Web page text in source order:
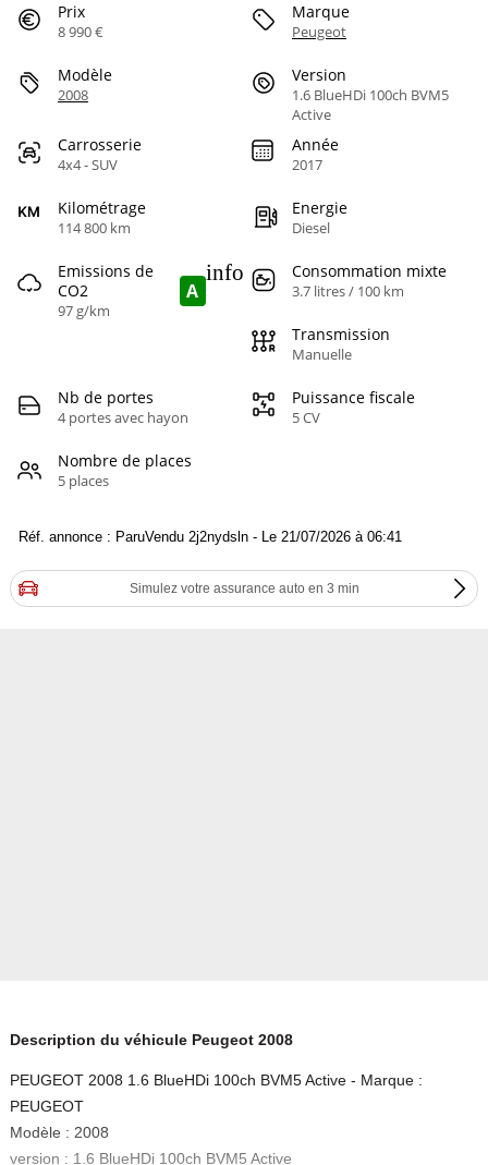
Prix
8 990 €
Marque
Peugeot
Modèle
2008
Version
1.6 BlueHDi 100ch BVM5
Active
Carrosserie
4x4 - SUV
Année
2017
Kilométrage
114 800 km
Energie
Diesel
Emissions de
CO2
97 g/km
A
info Consommation mixte
3.7 litres / 100 km
Transmission
Manuelle
Nb de portes
4 portes avec hayon
Puissance fiscale
5 CV
Nombre de places
5 places
Réf. annonce : ParuVendu 2j2nydsln - Le 21/07/2026 à 06:41
Simulez votre assurance auto en 3 min
Description du véhicule Peugeot 2008
PEUGEOT 2008 1.6 BlueHDi 100ch BVM5 Active - Marque :
PEUGEOT
Modèle : 2008
version : 1.6 BlueHDi 100ch BVM5 Active